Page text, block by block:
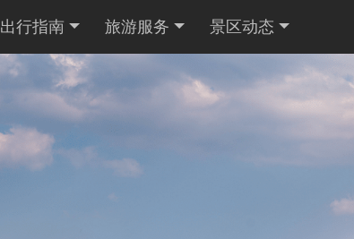
出行指南 旅游服务 景区动态